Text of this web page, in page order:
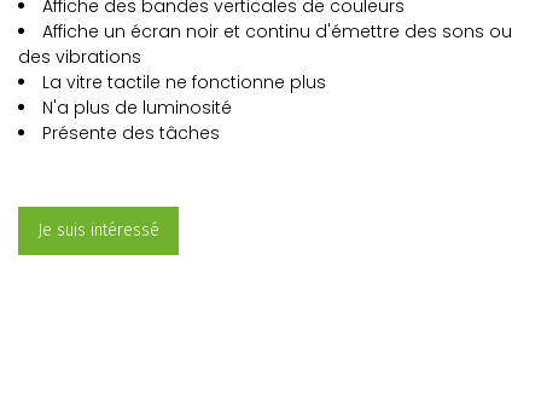
Affiche des bandes verticales de couleurs
Affiche un écran noir et continu d'émettre des sons ou
des vibrations
La vitre tactile ne fonctionne plus
N'a plus de luminosité
Présente des tâches
Je suis intéressé